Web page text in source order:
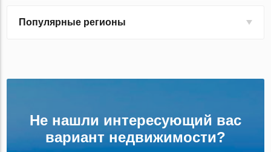
Популярные регионы
Не нашли интересующий вас
вариант недвижимости?